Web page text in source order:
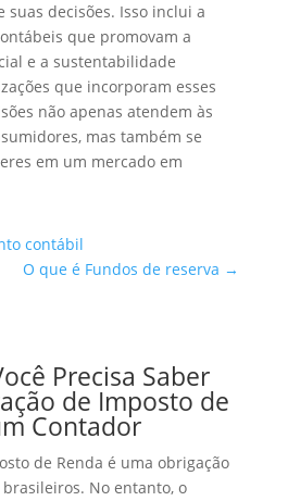
suas decisões. Isso inclui a
que promovam a
e a sustentabilidade
que incorporam esses
não apenas atendem às
mas também se
em um mercado em
contábil
O que é Fundos de reserva →
Precisa Saber
de Imposto de
Contador
de Renda é uma obrigação
No entanto, o